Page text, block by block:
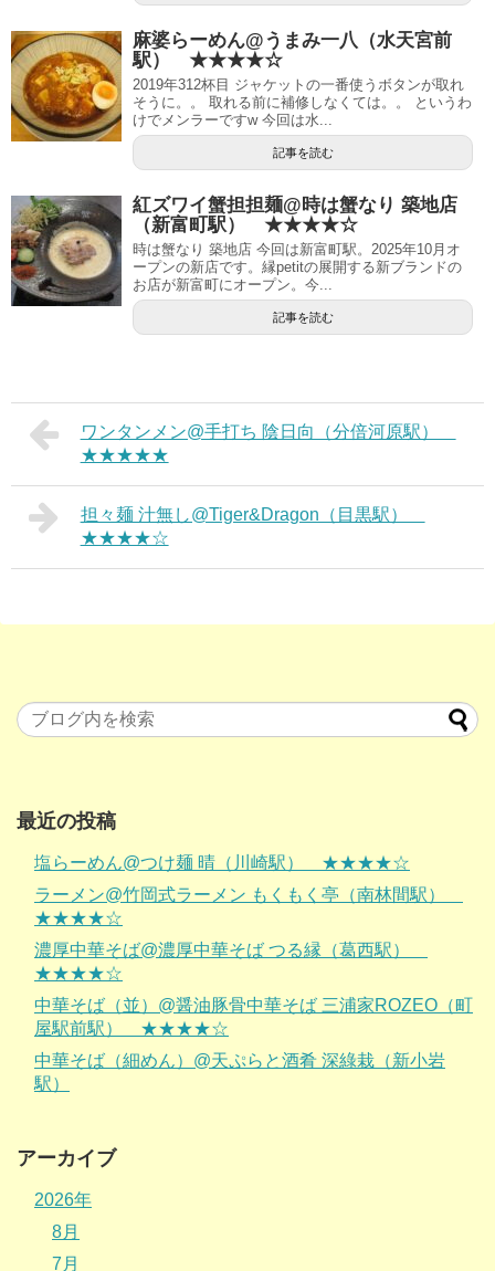
麻婆らーめん@うまみ一八（水天宮前
駅） ★★★★☆
2019年312杯目 ジャケットの一番使うボタンが取れ
そうに。。 取れる前に補修しなくては。。 というわ
けでメンラーですw 今回は水...
記事を読む
紅ズワイ蟹担担麺@時は蟹なり 築地店
（新富町駅） ★★★★☆
時は蟹なり 築地店 今回は新富町駅。2025年10月オ
ープンの新店です。縁petitの展開する新ブランドの
お店が新富町にオープン。今...
記事を読む
ワンタンメン@手打ち 陰日向（分倍河原駅）
★★★★★
担々麺 汁無し@Tiger&Dragon（目黒駅）
★★★★☆
最近の投稿
塩らーめん@つけ麺 晴（川崎駅） ★★★★☆
ラーメン@竹岡式ラーメン もくもく亭（南林間駅）
★★★★☆
濃厚中華そば@濃厚中華そば つる縁（葛西駅）
★★★★☆
中華そば（並）@醤油豚骨中華そば 三浦家ROZEO（町
屋駅前駅） ★★★★☆
中華そば（細めん）@天ぷらと酒肴 深綠栽（新小岩
駅）
アーカイブ
2026年
8月
7月